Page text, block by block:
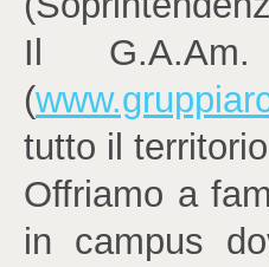
Il
(
tutto il
Offriamo a
in campus